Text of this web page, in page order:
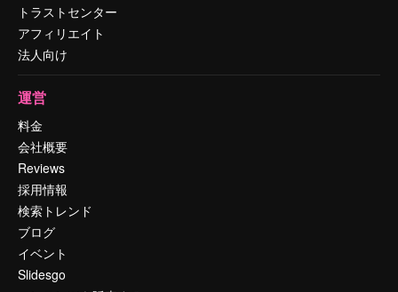
トラストセンター
アフィリエイト
法人向け
運営
料金
会社概要
Reviews
採用情報
検索トレンド
ブログ
イベント
Slidesgo